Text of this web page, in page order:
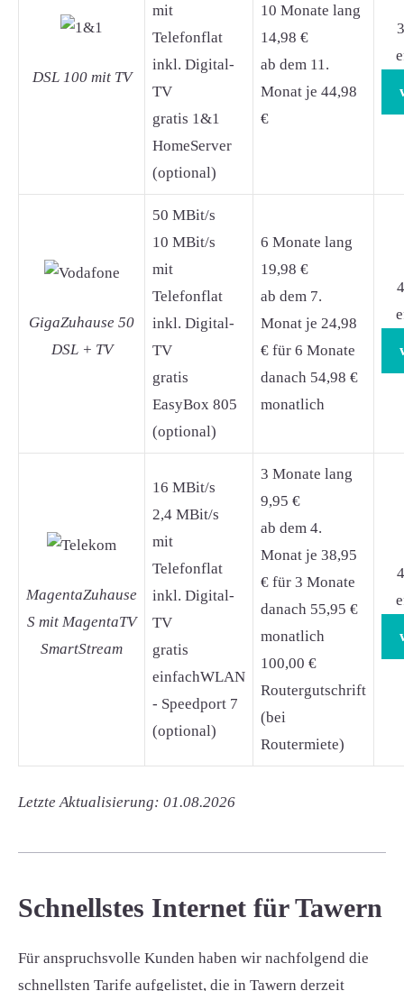
DSL 100 mit TV
mit
Telefonflat
inkl. Digital-
TV
gratis 1&1
HomeServer
(optional)
10 Monate lang
14,98 €
ab dem 11.
Monat je 44,98
€
GigaZuhause 50
DSL + TV
50 MBit/s
10 MBit/s
mit
Telefonflat
inkl. Digital-
TV
gratis
EasyBox 805
(optional)
6 Monate lang
19,98 €
ab dem 7.
Monat je 24,98
€ für 6 Monate
danach 54,98 €
monatlich
MagentaZuhause
S mit MagentaTV
SmartStream
16 MBit/s
2,4 MBit/s
mit
Telefonflat
inkl. Digital-
TV
gratis
einfachWLAN
- Speedport 7
(optional)
3 Monate lang
9,95 €
ab dem 4.
Monat je 38,95
€ für 3 Monate
danach 55,95 €
monatlich
100,00 €
Routergutschrift
(bei
Routermiete)
Letzte Aktualisierung: 01.08.2026
Schnellstes Internet für Tawern
Für anspruchsvolle Kunden haben wir nachfolgend die
schnellsten Tarife aufgelistet, die in Tawern derzeit